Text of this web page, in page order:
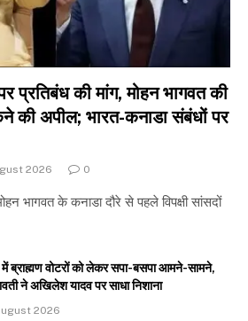
प्रतिबंध की मांग, मोहन भागवत की
की अपील; भारत-कनाडा संबंधों पर
2026 0
भागवत के कनाडा दौरे से पहले विपक्षी सांसदों
में ब्राह्मण वोटरों को लेकर सपा-बसपा आमने-सामने,
ने अखिलेश यादव पर साधा निशाना
2026